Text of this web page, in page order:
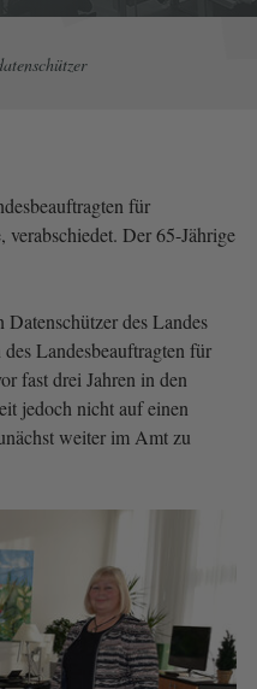
für
Der 65-Jährige
Datenschützer des Landes
Landesbeauftragten für
fast drei Jahren in den
jedoch nicht auf einen
weiter im Amt zu